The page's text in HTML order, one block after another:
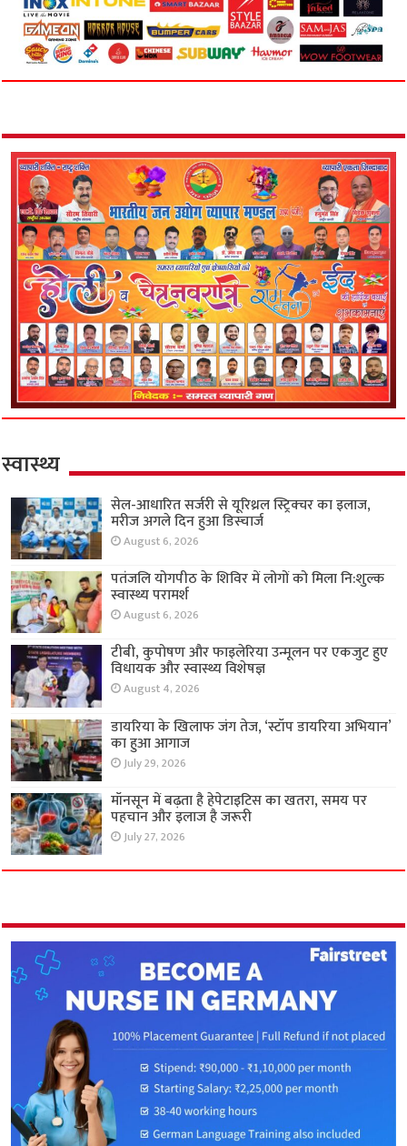
स्वास्थ्य
सेल-आधारित सर्जरी से यूरिथ्रल स्ट्रिक्चर का इलाज,
मरीज अगले दिन हुआ डिस्चार्ज
August 6, 2026
पतंजलि योगपीठ के शिविर में लोगों को मिला नि:शुल्क
स्वास्थ्य परामर्श
August 6, 2026
टीबी, कुपोषण और फाइलेरिया उन्मूलन पर एकजुट हुए
विधायक और स्वास्थ्य विशेषज्ञ
August 4, 2026
डायरिया के खिलाफ जंग तेज, ‘स्टॉप डायरिया अभियान’
का हुआ आगाज
July 29, 2026
मॉनसून में बढ़ता है हेपेटाइटिस का खतरा, समय पर
पहचान और इलाज है जरूरी
July 27, 2026